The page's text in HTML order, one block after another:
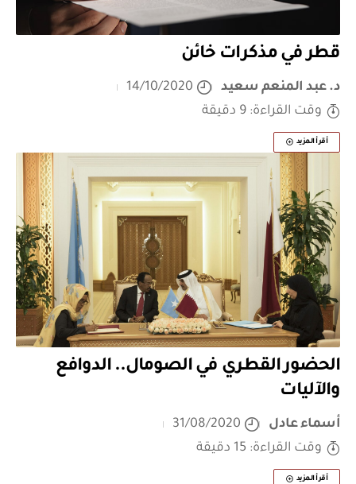
قطر في مذكرات خائن
د. عبد المنعم سعيد
14/10/2020
وقت القراءة: 9 دقيقة
أقرأ المزيد
الحضور القطري في الصومال.. الدوافع
والآليات
أسماء عادل
31/08/2020
وقت القراءة: 15 دقيقة
أقرأ المزيد